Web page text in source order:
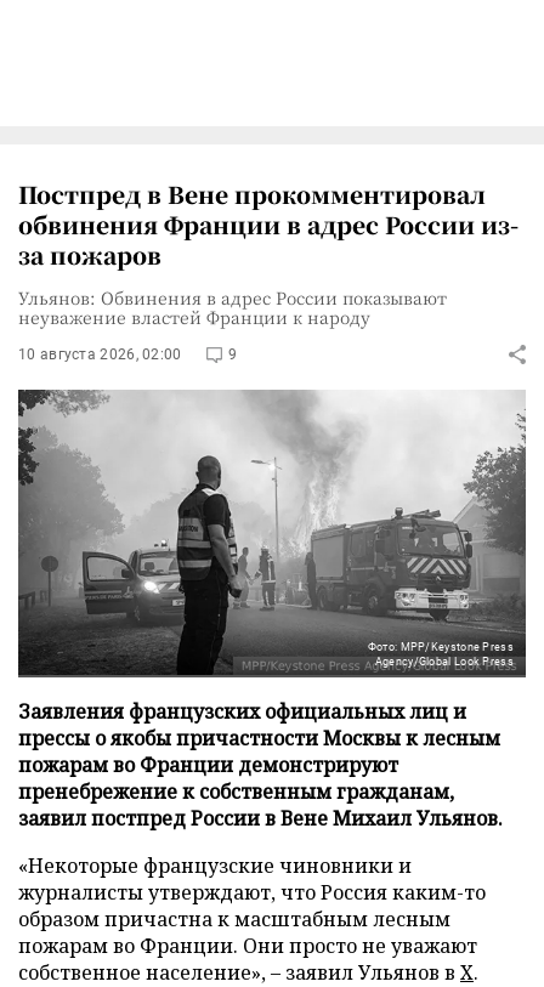
Постпред в Вене прокомментировал
обвинения Франции в адрес России из-
за пожаров
Ульянов: Обвинения в адрес России показывают
неуважение властей Франции к народу
10 августа 2026, 02:00 9
Фото: MPP/Keystone Press
Agency/Global Look Press
Заявления французских официальных лиц и
прессы о якобы причастности Москвы к лесным
пожарам во Франции демонстрируют
пренебрежение к собственным гражданам,
заявил постпред России в Вене Михаил Ульянов.
«Некоторые французские чиновники и
журналисты утверждают, что Россия каким-то
образом причастна к масштабным лесным
пожарам во Франции. Они просто не уважают
собственное население», – заявил Ульянов в X.